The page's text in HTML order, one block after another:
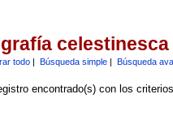
celestinesca
todo| Búsqueda simple| Búsqueda
encontrado(s) con los